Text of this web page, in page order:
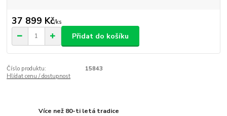
37 899 Kč/ks
Přidat do košíku
Číslo produktu:
15843
Hlídat cenu / dostupnost
Více než 80-ti letá tradice